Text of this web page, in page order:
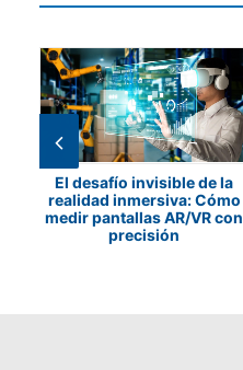
El desafío invisible de la
realidad inmersiva: Cómo
medir pantallas AR/VR con
precisión